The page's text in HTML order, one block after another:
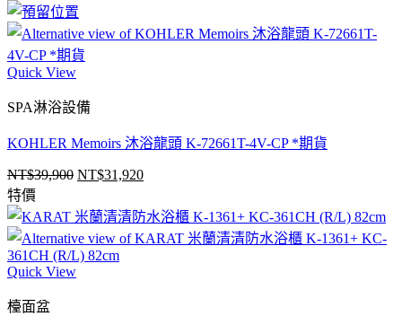
Quick View
SPA淋浴設備
KOHLER Memoirs 沐浴龍頭 K-72661T-4V-CP *期貨
NT$39,900 原
價
格：
NT$39,900。
NT$31,920目
價
格：
特價
Quick View
檯面盆